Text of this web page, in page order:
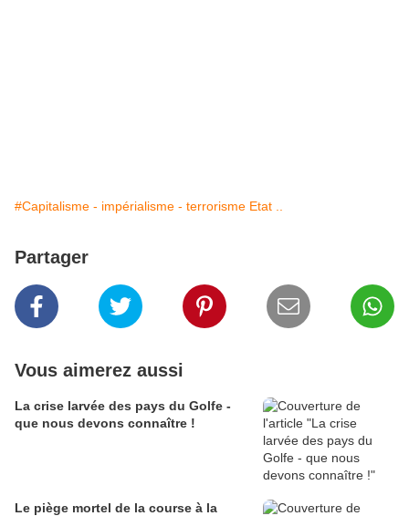
#Capitalisme - impérialisme - terrorisme Etat ..
Partager
Vous aimerez aussi
La crise larvée des pays du Golfe -
que nous devons connaître !
Le piège mortel de la course à la